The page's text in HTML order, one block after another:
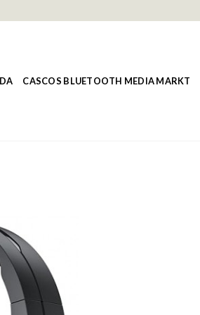
CASCOS BLUETOOTH MEDIA MARKT